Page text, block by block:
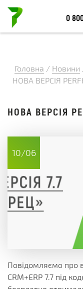
0
Головна / Новини
НОВА ВЕРСІЯ
НОВА ВЕРСІЯ
10/06
Повідомляємо про
CRM+ERP 7.7 під